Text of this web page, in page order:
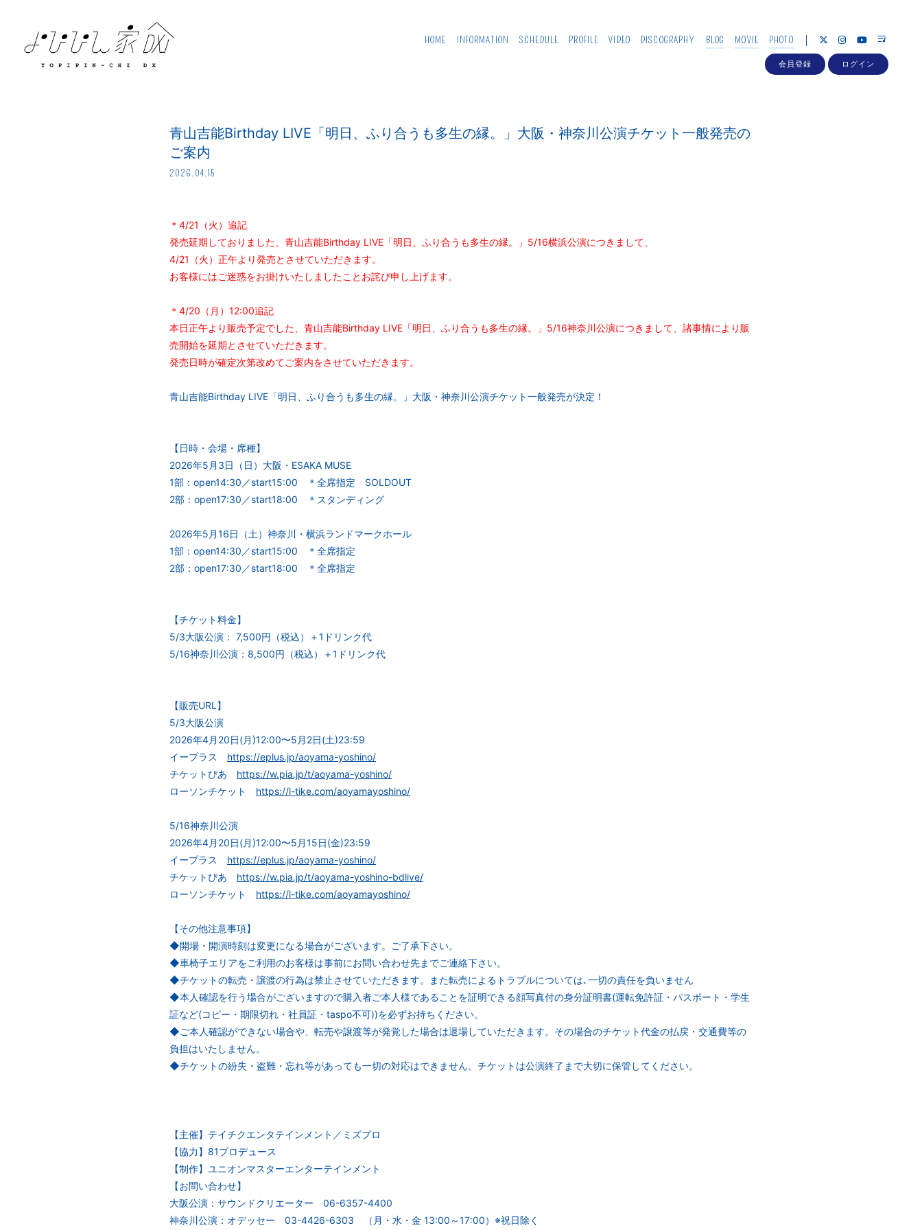
HOME INFORMATION SCHEDULE PROFILE VIDEO DISCOGRAPHY BLOG MOVIE PHOTO
会員登録 ログイン
青山吉能Birthday LIVE「明日、ふり合うも多生の縁。」大阪・神奈川公演チケット一般発売の
ご案内
2026.04.15
＊4/21（火）追記
発売延期しておりました、青山吉能Birthday LIVE「明日、ふり合うも多生の縁。」5/16横浜公演につきまして、
4/21（火）正午より発売とさせていただきます。
お客様にはご迷惑をお掛けいたしましたことお詫び申し上げます。
＊4/20（月）12:00追記
本日正午より販売予定でした、青山吉能Birthday LIVE「明日、ふり合うも多生の縁。」5/16神奈川公演につきまして、諸事情により販
売開始を延期とさせていただきます。
発売日時が確定次第改めてご案内をさせていただきます。
青山吉能Birthday LIVE「明日、ふり合うも多生の縁。」大阪・神奈川公演チケット一般発売が決定！
【日時・会場・席種】
2026年5月3日（日）大阪・ESAKA MUSE
1部：open14:30／start15:00 ＊全席指定 SOLDOUT
2部：open17:30／start18:00 ＊スタンディング
2026年5月16日（土）神奈川・横浜ランドマークホール
1部：open14:30／start15:00 ＊全席指定
2部：open17:30／start18:00 ＊全席指定
【チケット料金】
5/3大阪公演： 7,500円（税込）＋1ドリンク代
5/16神奈川公演：8,500円（税込）＋1ドリンク代
【販売URL】
5/3大阪公演
2026年4月20日(月)12:00〜5月2日(土)23:59
イープラス https://eplus.jp/aoyama-yoshino/
チケットぴあ https://w.pia.jp/t/aoyama-yoshino/
ローソンチケット https://l-tike.com/aoyamayoshino/
5/16神奈川公演
2026年4月20日(月)12:00〜5月15日(金)23:59
イープラス https://eplus.jp/aoyama-yoshino/
チケットぴあ https://w.pia.jp/t/aoyama-yoshino-bdlive/
ローソンチケット https://l-tike.com/aoyamayoshino/
【その他注意事項】
◆開場・開演時刻は変更になる場合がございます。ご了承下さい。
◆車椅子エリアをご利用のお客様は事前にお問い合わせ先までご連絡下さい。
◆チケットの転売・譲渡の行為は禁止させていただきます。また転売によるトラブルについては､一切の責任を負いません
◆本人確認を行う場合がございますので購入者ご本人様であることを証明できる顔写真付の身分証明書(運転免許証・パスポート・学生
証など(コピー・期限切れ・社員証・taspo不可))を必ずお持ちください。
◆ご本人確認ができない場合や、転売や譲渡等が発覚した場合は退場していただきます。その場合のチケット代金の払戻・交通費等の
負担はいたしません。
◆チケットの紛失・盗難・忘れ等があっても一切の対応はできません。チケットは公演終了まで大切に保管してください。
【主催】テイチクエンタテインメント／ミズプロ
【協力】81プロデュース
【制作】ユニオンマスターエンターテインメント
【お問い合わせ】
大阪公演：サウンドクリエーター 06-6357-4400
神奈川公演：オデッセー 03-4426-6303 （月・水・金 13:00～17:00）※祝日除く